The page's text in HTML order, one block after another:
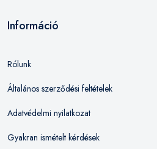
Információ
Rólunk
Általános szerződési feltételek
Adatvédelmi nyilatkozat
Gyakran ismételt kérdések